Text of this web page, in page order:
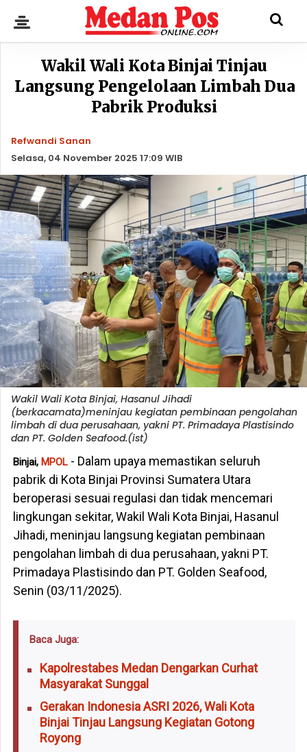
Wakil Wali Kota Binjai Tinjau
Langsung Pengelolaan Limbah Dua
Pabrik Produksi
Refwandi Sanan
Selasa, 04 November 2025 17:09 WIB
Wakil Wali Kota Binjai, Hasanul Jihadi
(berkacamata)meninjau kegiatan pembinaan pengolahan
limbah di dua perusahaan, yakni PT. Primadaya Plastisindo
dan PT. Golden Seafood.(ist)
Binjai, MPOL- Dalam upaya memastikan seluruh
pabrik di Kota Binjai Provinsi Sumatera Utara
beroperasi sesuai regulasi dan tidak mencemari
lingkungan sekitar, Wakil Wali Kota Binjai, Hasanul
Jihadi, meninjau langsung kegiatan pembinaan
pengolahan limbah di dua perusahaan, yakni PT.
Primadaya Plastisindo dan PT. Golden Seafood,
Senin (03/11/2025).
Baca Juga:
Kapolrestabes Medan Dengarkan Curhat
Masyarakat Sunggal
Gerakan Indonesia ASRI 2026, Wali Kota
Binjai Tinjau Langsung Kegiatan Gotong
Royong